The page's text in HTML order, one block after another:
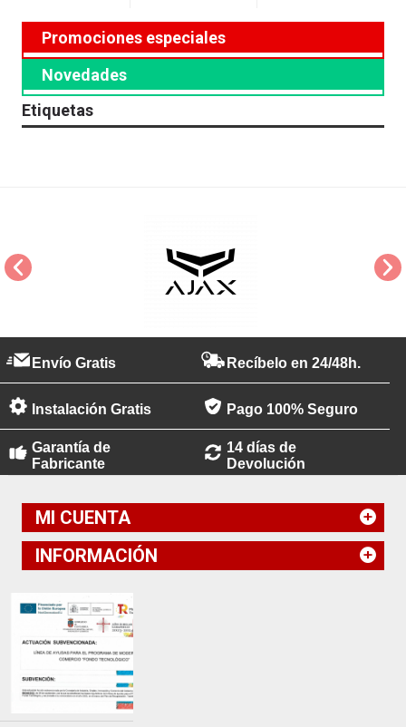
Promociones especiales
Novedades
Etiquetas
Envío Gratis Recíbelo en 24/48h.
Instalación Gratis Pago 100% Seguro
Garantía de
Fabricante
14 días de
Devolución
MI CUENTA
INFORMACIÓN